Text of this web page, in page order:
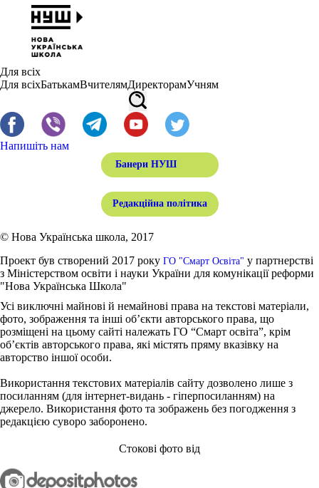
Для всіх
Для всіхБатькамВчителямДиректорамУчням
Напишіть нам
Банери НУШ
Редакційна політика
© Нова Українська школа, 2017
Проект був створений 2017 року ГО "Смарт Освіта" у партнерстві
з Міністерством освіти і науки України для комунікації реформи
"Нова Українська Школа"
Усі виключні майнові й немайнові права на текстові матеріали,
фото, зображення та інші об’єкти авторського права, що
розміщені на цьому сайті належать ГО “Смарт освіта”, крім
об’єктів авторського права, які містять пряму вказівку на
авторство іншої особи.
Використання текстових матеріалів сайту дозволено лише з
посиланням (для інтернет-видань - гіперпосиланням) на
джерело. Використання фото та зображень без погодження з
редакцією суворо заборонено.
Стокові фото від